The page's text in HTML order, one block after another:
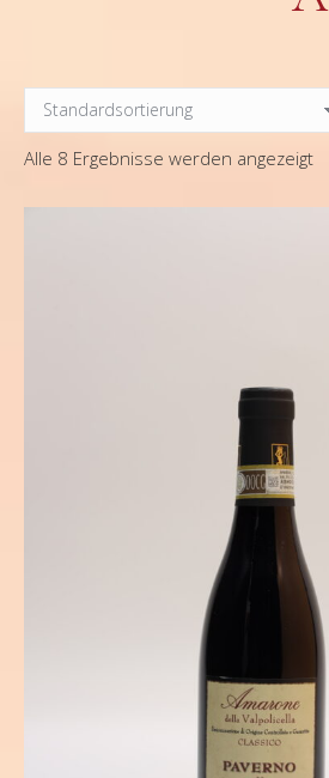
Alle 8 Ergebnisse werden angezeigt